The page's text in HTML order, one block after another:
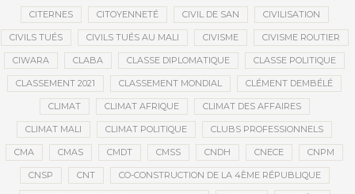
CITERNES CITOYENNETÉ CIVIL DE SAN CIVILISATION
CIVILS TUÉS CIVILS TUÉS AU MALI CIVISME CIVISME ROUTIER
CIWARA CLABA CLASSE DIPLOMATIQUE CLASSE POLITIQUE
CLASSEMENT 2021 CLASSEMENT MONDIAL CLÉMENT DEMBÉLÉ
CLIMAT CLIMAT AFRIQUE CLIMAT DES AFFAIRES
CLIMAT MALI CLIMAT POLITIQUE CLUBS PROFESSIONNELS
CMA CMAS CMDT CMSS CNDH CNECE CNPM
CNSP CNT CO-CONSTRUCTION DE LA 4ÈME RÉPUBLIQUE